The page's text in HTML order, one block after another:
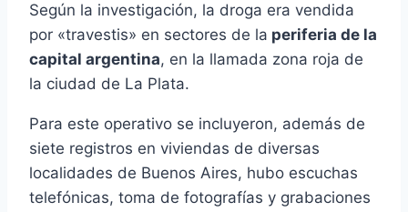
Según la investigación, la droga era vendida
por «travestis» en sectores de la periferia de la
capital argentina, en la llamada zona roja de
la ciudad de La Plata.
Para este operativo se incluyeron, además de
siete registros en viviendas de diversas
localidades de Buenos Aires, hubo escuchas
telefónicas, toma de fotografías y grabaciones